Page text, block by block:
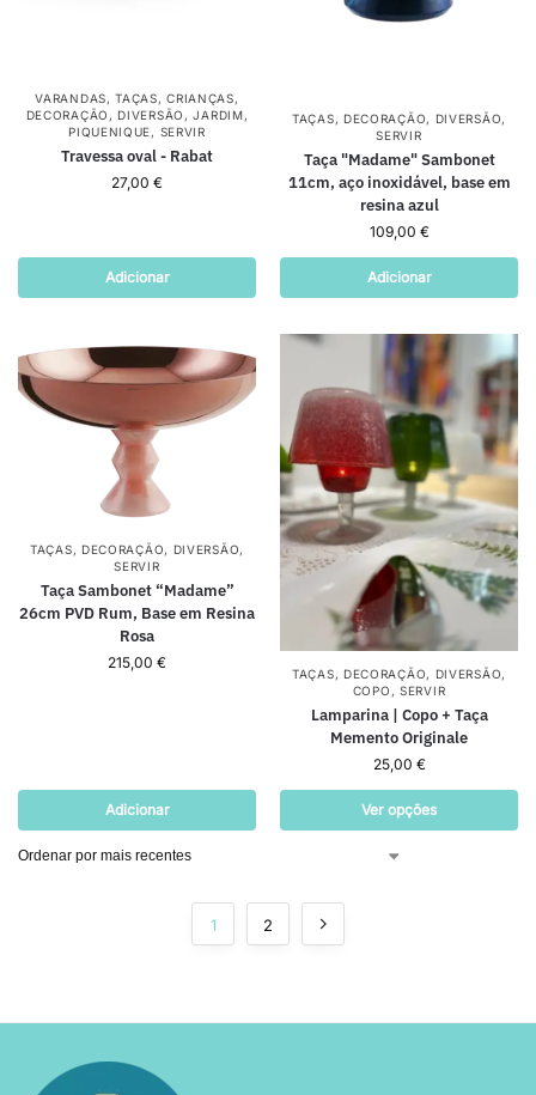
VARANDAS,TAÇAS,CRIANÇAS,
DECORAÇÃO , DIVERSÃO ,JARDIM ,
PIQUENIQUE, SERVIR
Travessa oval - Rabat
27,00 €
Adicionar
TAÇAS, DECORAÇÃO, DIVERSÃO,
SERVIR
Taça "Madame" Sambonet
11cm, aço inoxidável, base em
resina azul
109,00 €
Adicionar
TAÇAS, DECORAÇÃO, DIVERSÃO,
SERVIR
Taça Sambonet “Madame”
26cm PVD Rum, Base em Resina
Rosa
215,00 €
Adicionar
TAÇAS, DECORAÇÃO, DIVERSÃO,
COPO , SERVIR
Lamparina | Copo + Taça
Memento Originale
25,00 €
Ver opções
1 2